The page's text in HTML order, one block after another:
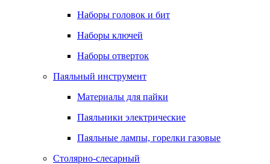
Наборы головок и бит
Наборы ключей
Наборы отверток
Паяльный инструмент
Материалы для пайки
Паяльники электрические
Паяльные лампы, горелки газовые
Столярно-слесарный